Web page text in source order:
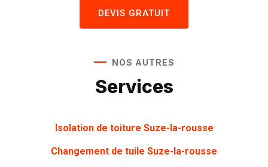
DEVIS GRATUIT
NOS AUTRES
Services
Isolation de toiture Suze-la-rousse
Changement de tuile Suze-la-rousse